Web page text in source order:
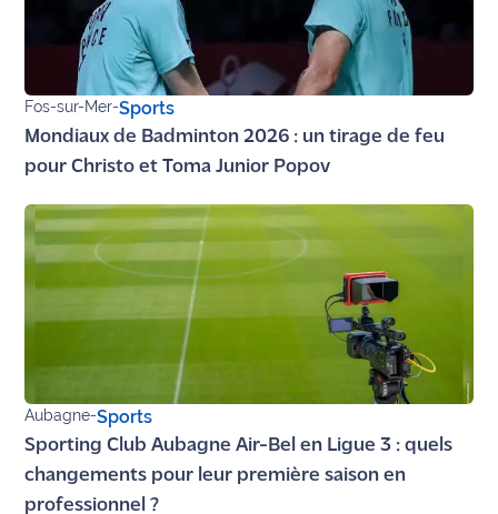
Fos-sur-Mer-Sports
Mondiaux de Badminton 2026 : un tirage de feu
pour Christo et Toma Junior Popov
Aubagne-Sports
Sporting Club Aubagne Air-Bel en Ligue 3 : quels
changements pour leur première saison en
professionnel ?